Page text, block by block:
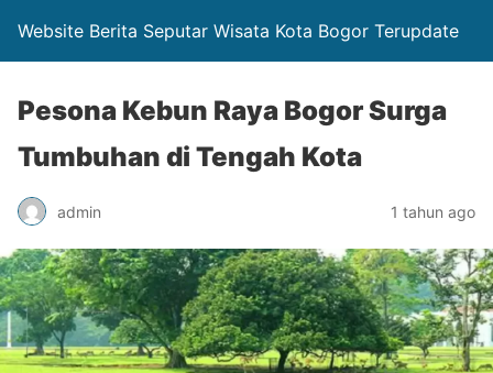
Website Berita Seputar Wisata Kota Bogor Terupdate
Pesona Kebun Raya Bogor Surga
Tumbuhan di Tengah Kota
admin 1 tahun ago